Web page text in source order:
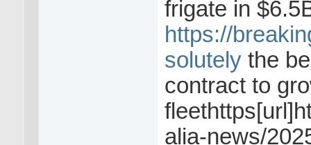
frigate in
https://
solutely the
contract to
alia-news/